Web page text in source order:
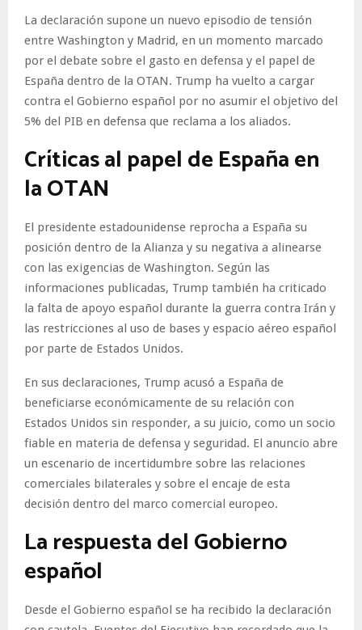
La declaración supone un nuevo episodio de tensión
entre Washington y Madrid, en un momento marcado
por el debate sobre el gasto en defensa y el papel de
España dentro de la OTAN. Trump ha vuelto a cargar
contra el Gobierno español por no asumir el objetivo del
5% del PIB en defensa que reclama a los aliados.
Críticas al papel de España en
la OTAN
El presidente estadounidense reprocha a España su
posición dentro de la Alianza y su negativa a alinearse
con las exigencias de Washington. Según las
informaciones publicadas, Trump también ha criticado
la falta de apoyo español durante la guerra contra Irán y
las restricciones al uso de bases y espacio aéreo español
por parte de Estados Unidos.
En sus declaraciones, Trump acusó a España de
beneficiarse económicamente de su relación con
Estados Unidos sin responder, a su juicio, como un socio
fiable en materia de defensa y seguridad. El anuncio abre
un escenario de incertidumbre sobre las relaciones
comerciales bilaterales y sobre el encaje de esta
decisión dentro del marco comercial europeo.
La respuesta del Gobierno
español
Desde el Gobierno español se ha recibido la declaración